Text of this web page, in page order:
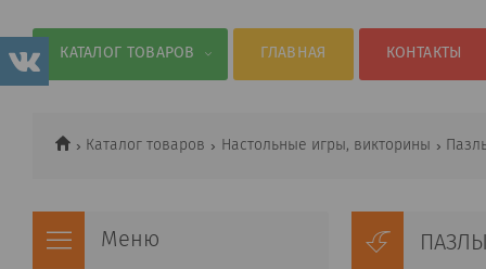
КАТАЛОГ ТОВАРОВ ГЛАВНАЯ КОНТАКТЫ
Каталог товаров Настольные игры, викторины